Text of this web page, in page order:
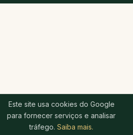
Este site usa cookies do Google
para fornecer serviços e analisar
tráfego.Saiba mais.